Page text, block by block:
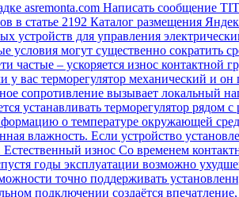
asremonta.com Написать сообщение
в статье 2192 Каталог размещения
устройств для управления
условия могут существенно
частые – ускоряется износ
у вас терморегулятор механический и
сопротивление вызывает локальный
устанавливать терморегулятор
о температуре окружающей
влажность. Если устройство
износ Со временем
годы эксплуатации возможно
точно поддерживать
подключении создаётся